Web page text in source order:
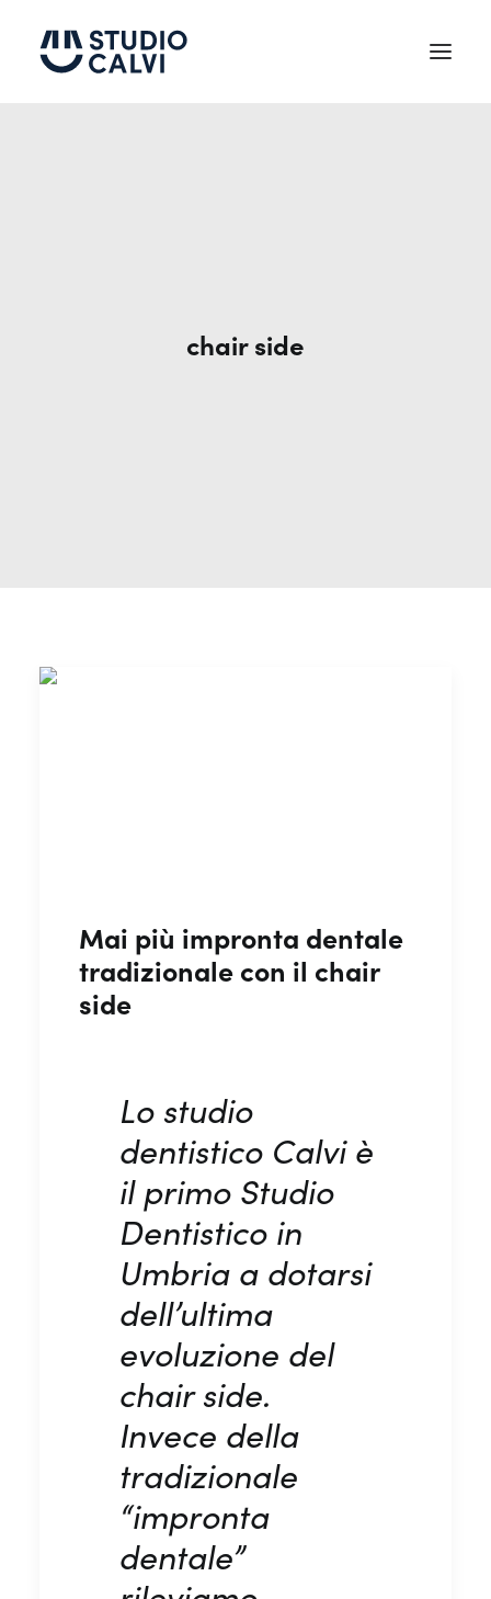
chair side
Mai più impronta dentale
tradizionale con il chair
side
Lo studio
dentistico Calvi è
il primo Studio
Dentistico in
Umbria a dotarsi
dell’ultima
evoluzione del
chair side.
Invece della
tradizionale
“impronta
dentale”